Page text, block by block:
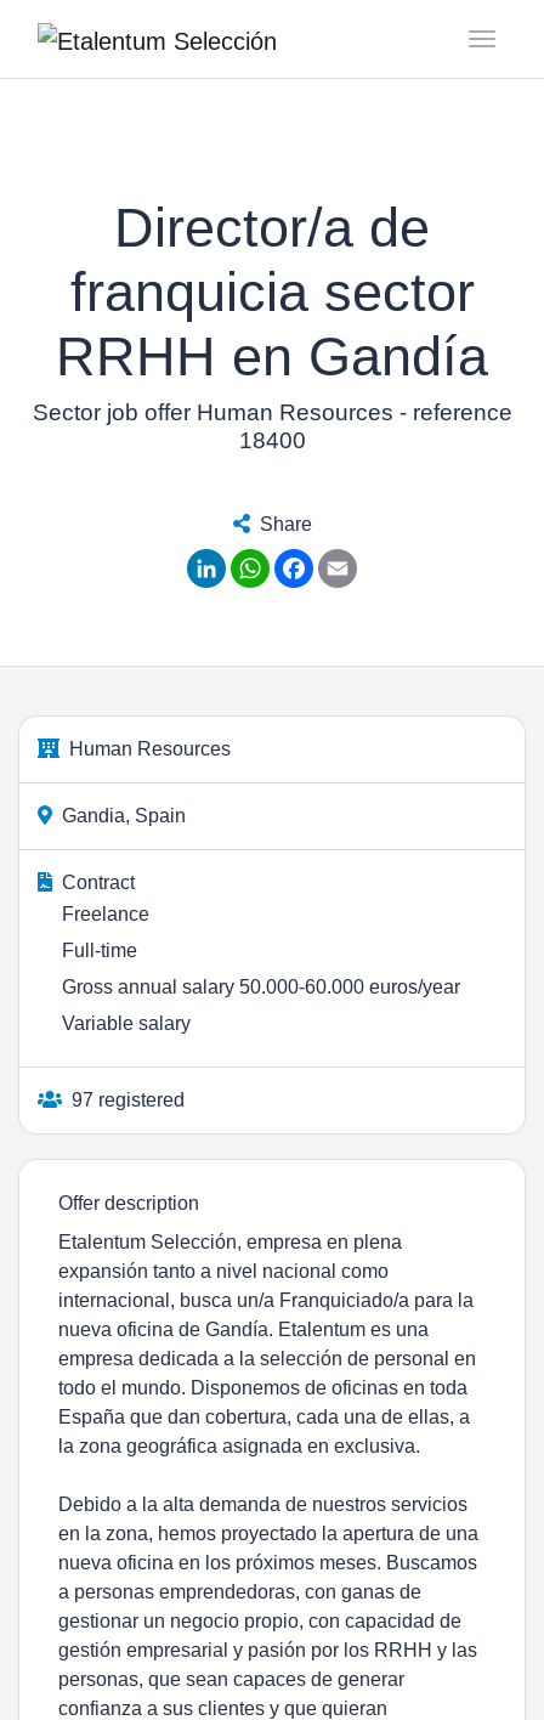
Director/a de
franquicia sector
RRHH en Gandía
Sector job offer Human Resources - reference
18400
Share
LinkedInWhatsApp
Facebook
Human Resources
Gandia, Spain
Contract
Freelance
Full-time
Gross annual salary 50.000-60.000 euros/year
Variable salary
97 registered
Offer description
Etalentum Selección, empresa en plena
expansión tanto a nivel nacional como
internacional, busca un/a Franquiciado/a para la
nueva oficina de Gandía. Etalentum es una
empresa dedicada a la selección de personal en
todo el mundo. Disponemos de oficinas en toda
España que dan cobertura, cada una de ellas, a
la zona geográfica asignada en exclusiva.
Debido a la alta demanda de nuestros servicios
en la zona, hemos proyectado la apertura de una
nueva oficina en los próximos meses. Buscamos
a personas emprendedoras, con ganas de
gestionar un negocio propio, con capacidad de
gestión empresarial y pasión por los RRHH y las
personas, que sean capaces de generar
confianza a sus clientes y que quieran